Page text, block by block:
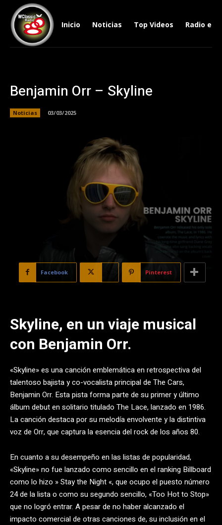
Inicio Noticias Top Videos Radio en
Benjamin Orr – Skyline
Noticias 03/03/2025
Facebook Pinterest
Skyline, en un viaje musical
con Benjamin Orr.
«Skyline» es una canción emblemática en retrospectiva del
talentoso bajista y co-vocalista principal de The Cars,
Benjamin Orr. Esta pista forma parte de su primer y último
álbum debut en solitario titulado The Lace, lanzado en 1986.
La canción destaca por su melodía envolvente y la distintiva
voz de Orr, que captura la esencia del rock de los años 80.
En cuanto a su desempeño en las listas de popularidad,
«Skyline» no fue lanzado como sencillo en el ranking Billboard
como lo hizo » Stay the Night «, que ocupo el puesto número
24 de la lista o como su segundo sencillo, «Too Hot to Stop»
que no logró entrar. A pesar de no haber alcanzado el
impacto comercial de otras canciones de, su inclusión en el